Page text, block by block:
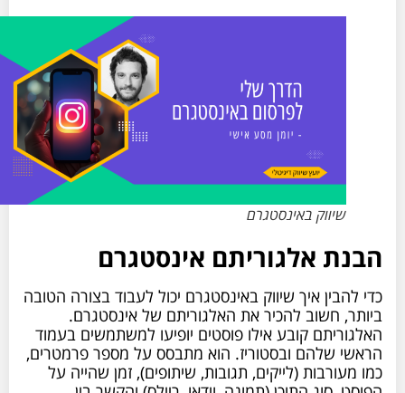
שיווק באינסטגרם
הבנת אלגוריתם אינסטגרם
כדי להבין איך שיווק באינסטגרם יכול לעבוד בצורה הטובה
ביותר, חשוב להכיר את האלגוריתם של אינסטגרם.
האלגוריתם קובע אילו פוסטים יופיעו למשתמשים בעמוד
הראשי שלהם ובסטוריז. הוא מתבסס על מספר פרמטרים,
כמו מעורבות (לייקים, תגובות, שיתופים), זמן שהייה על